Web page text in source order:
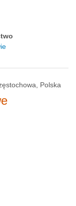
Polska